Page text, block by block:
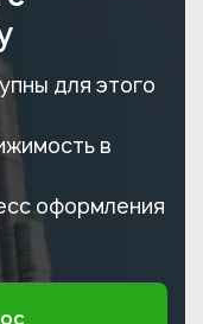
для этого
в
оформления